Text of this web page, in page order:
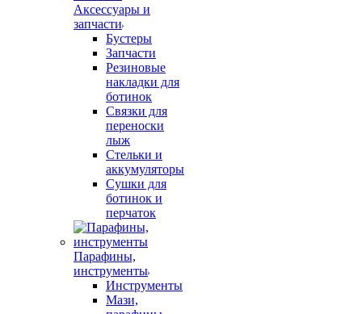
Аксессуары и
запчасти
Бустеры
Запчасти
Резиновые
накладки для
ботинок
Связки для
переноски
лыж
Стельки и
аккумуляторы
Сушки для
ботинок и
перчаток
Парафины,
инструменты
Инструменты
Мази,